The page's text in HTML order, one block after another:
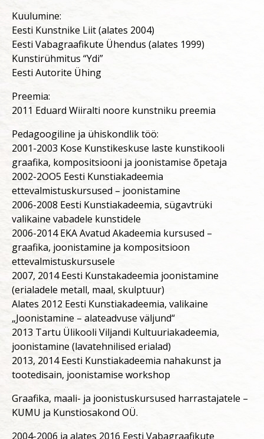
Kuulumine:
Eesti Kunstnike Liit (alates 2004)
Eesti Vabagraafikute Ühendus (alates 1999)
Kunstirühmitus “Ydi”
Eesti Autorite Ühing
Preemia:
2011 Eduard Wiiralti noore kunstniku preemia
Pedagoogiline ja ühiskondlik töö:
2001-2003 Kose Kunstikeskuse laste kunstikooli
graafika, kompositsiooni ja joonistamise õpetaja
2002-2OO5 Eesti Kunstiakadeemia
ettevalmistuskursused – joonistamine
2006-2008 Eesti Kunstiakadeemia, sügavtrüki
valikaine vabadele kunstidele
2006-2014 EKA Avatud Akadeemia kursused –
graafika, joonistamine ja kompositsioon
ettevalmistuskursusele
2007, 2014 Eesti Kunstakadeemia joonistamine
(erialadele metall, maal, skulptuur)
Alates 2012 Eesti Kunstiakadeemia, valikaine
„Joonistamine – alateadvuse väljund“
2013 Tartu Ülikooli Viljandi Kultuuriakadeemia,
joonistamine (lavatehnilised erialad)
2013, 2014 Eesti Kunstiakadeemia nahakunst ja
tootedisain, joonistamise workshop
Graafika, maali- ja joonistuskursused harrastajatele –
KUMU ja Kunstiosakond OÜ.
2004-2006 ja alates 2016 Eesti Vabagraafikute